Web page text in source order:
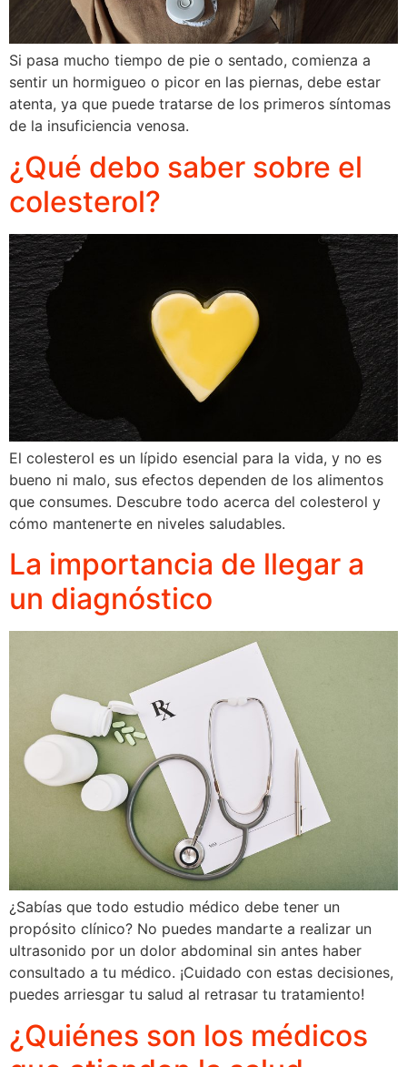
Si pasa mucho tiempo de pie o sentado, comienza a
sentir un hormigueo o picor en las piernas, debe estar
atenta, ya que puede tratarse de los primeros síntomas
de la insuficiencia venosa.
¿Qué debo saber sobre el
colesterol?
El colesterol es un lípido esencial para la vida, y no es
bueno ni malo, sus efectos dependen de los alimentos
que consumes. Descubre todo acerca del colesterol y
cómo mantenerte en niveles saludables.
La importancia de llegar a
un diagnóstico
¿Sabías que todo estudio médico debe tener un
propósito clínico? No puedes mandarte a realizar un
ultrasonido por un dolor abdominal sin antes haber
consultado a tu médico. ¡Cuidado con estas decisiones,
puedes arriesgar tu salud al retrasar tu tratamiento!
¿Quiénes son los médicos